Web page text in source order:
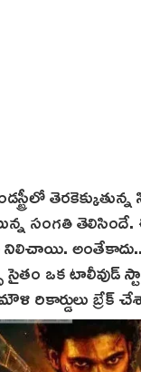
సంగతి
నిలిచాయి.
సైతం ఒక
బ్రేక్